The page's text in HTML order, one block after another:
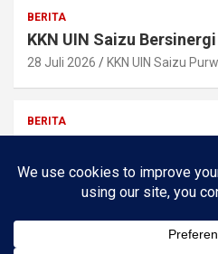
BERITA
KKN UIN Saizu
28 Juli 2026 KKN UIN Saizu
BERITA
Misrun Terpilih
24 Juli 2026 Kr Joho